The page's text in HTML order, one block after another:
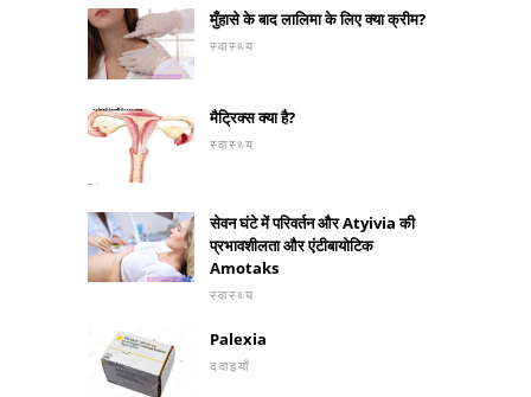
मुँहासे के बाद लालिमा के लिए क्या क्रीम?
स्वास्थ्य
मैट्रिक्स क्या है?
स्वास्थ्य
सेवन घंटे में परिवर्तन और Atyivia की
प्रभावशीलता और एंटीबायोटिक
Amotaks
स्वास्थ्य
Palexia
दवाइयाँ